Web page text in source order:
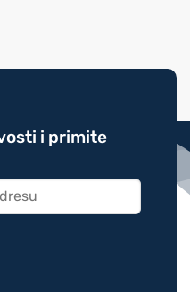
i primite